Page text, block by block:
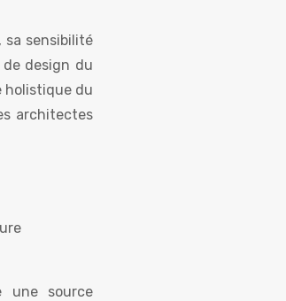
sa sensibilité
design du
holistique du
architectes
une source